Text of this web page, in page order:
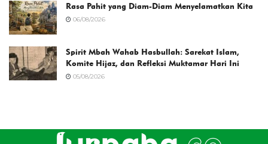
Rasa Pahit yang Diam-Diam Menyelamatkan Kita
06/08/2026
Spirit Mbah Wahab Hasbullah: Sarekat Islam,
Komite Hijaz, dan Refleksi Muktamar Hari Ini
05/08/2026